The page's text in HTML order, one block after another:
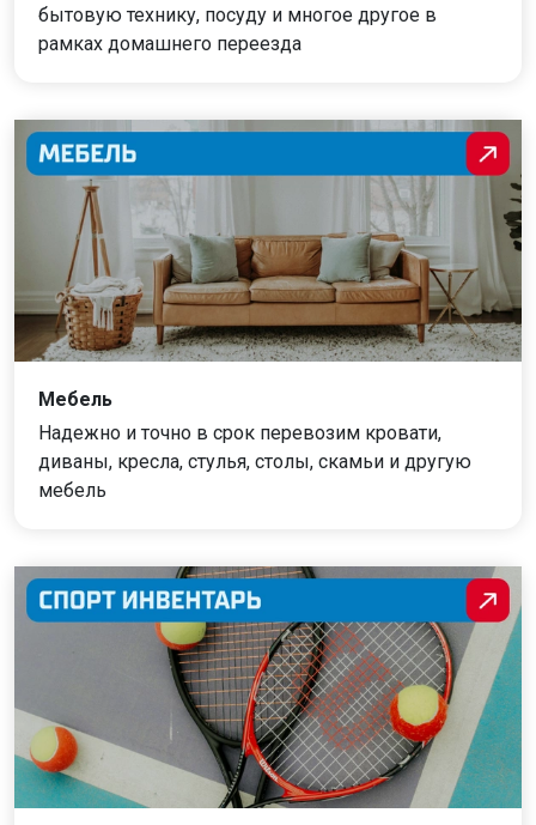
бытовую технику, посуду и многое другое в
рамках домашнего переезда
Мебель
Надежно и точно в срок перевозим кровати,
диваны, кресла, стулья, столы, скамьи и другую
мебель